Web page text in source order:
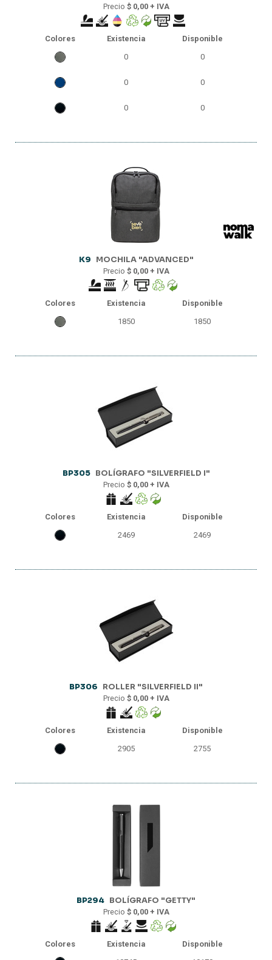
Precio $ 0,00 + IVA
Colores Existencia
Disponible
0
0
0 0
0 0
K9 MOCHILA "ADVANCED"
Precio $ 0,00 + IVA
Colores Existencia
Disponible
1850
1850
BP305 BOLÍGRAFO "SILVERFIELD I"
Precio $ 0,00 + IVA
Colores Existencia
Disponible
2469
2469
BP306 ROLLER "SILVERFIELD II"
Precio $ 0,00 + IVA
Colores Existencia
Disponible
2905
2755
BP294 BOLÍGRAFO "GETTY"
Precio $ 0,00 + IVA
Colores Existencia
Disponible